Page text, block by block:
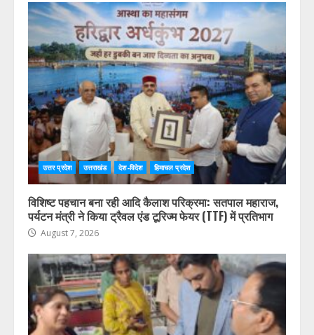
उत्तर प्रदेश उत्तराखंड देश-विदेश हिमाचल प्रदेश
विशिष्ट पहचान बना रही आदि कैलाश परिक्रमा: सतपाल महाराज,
पर्यटन मंत्री ने किया ट्रैवल एंड टूरिज्म फेयर (TTF) में प्रतिभाग
August 7, 2026